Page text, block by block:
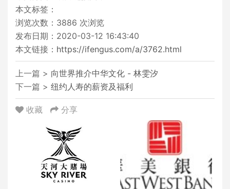
本文标签：
浏览次数： 3886 次浏览
发布日期：2020-03-12 16:43:40
本文链接： https://ifengus.com/a/3762.html
上一篇 > 向世界推介中华文化 - 林雯汐
下一篇 > 纽约人寿的薪资及福利
收藏 分享